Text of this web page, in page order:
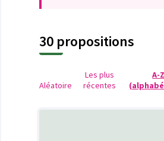
30 propositions
Aléatoire
Les plus
récentes
A-Z